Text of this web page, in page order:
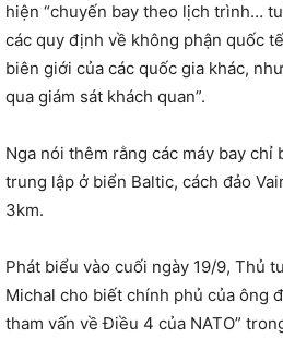
hiện “chuyến bay theo lịch trình…
các quy định về không phận quốc
biên giới của các quốc gia khác,
qua giám sát khách quan”.
Nga nói thêm rằng các máy bay chỉ
trung lập ở biển Baltic, cách đảo
3km.
Phát biểu vào cuối ngày 19/9, Thủ
Michal cho biết chính phủ của ông
tham vấn về Điều 4 của NATO”